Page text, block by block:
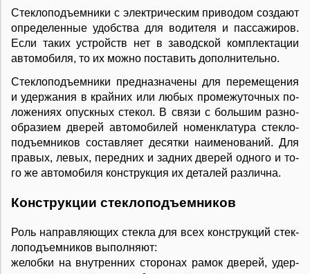
Стеклоподъемники с электрическим приводом создают
определенные удобства для водителя и пассажиров.
Если таких устройств нет в заводской комплектации
автомобиля, то их можно поставить дополнительно.
Сте­к­ло­подъ­ем­ни­ки пред­на­зна­че­ны для пе­ре­ме­ще­ния
и удер­жа­ния в край­них или лю­бых про­ме­жу­точ­ных по­
ло­же­ни­ях опу­ск­ных сте­кол. В свя­зи с боль­шим раз­но­
об­ра­зи­ем две­рей ав­то­мо­би­лей но­мен­к­ла­ту­ра сте­к­ло­
подъ­ем­ни­ков со­ста­в­ля­ет де­сят­ки на­име­но­ва­ний. Для
пра­вых, ле­вых, пе­ред­них и зад­них две­рей од­но­го и то­
го же ав­то­мо­би­ля кон­ст­рук­ция их де­та­лей раз­лич­на.
Кон­ст­рук­ции сте­к­ло­подъ­ем­ни­ков
Роль на­пра­в­ля­ю­щих сте­к­ла для всех кон­ст­рук­ций сте­к­
ло­подъ­ем­ни­ков вы­пол­ня­ют:
же­лоб­ки на вну­т­рен­них сто­ро­нах ра­мок две­рей, удер­